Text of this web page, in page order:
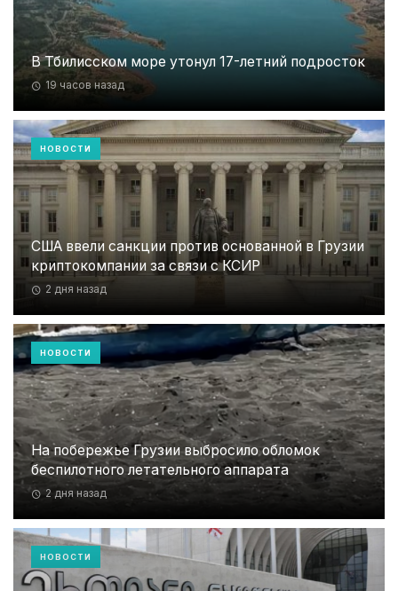
В Тбилисском море утонул 17-летний подросток
19 часов назад
США ввели санкции против основанной в Грузии
криптокомпании за связи с КСИР
2 дня назад
НОВОСТИ
На побережье Грузии выбросило обломок
беспилотного летательного аппарата
2 дня назад
НОВОСТИ
НОВОСТИ